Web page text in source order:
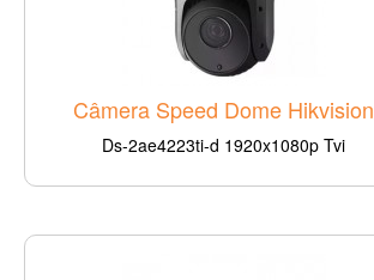
Câmera Speed Dome Hikvision
Ds-2ae4223ti-d 1920x1080p Tvi